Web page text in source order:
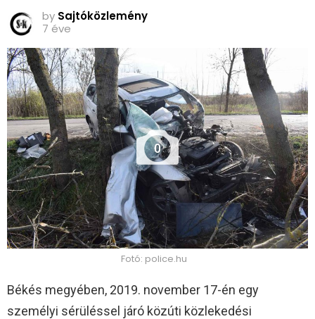
by Sajtóközlemény
7 éve
0
Fotó: police.hu
Békés megyében, 2019. november 17-én egy
személyi sérüléssel járó közúti közlekedési